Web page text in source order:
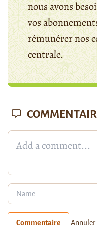
nous avons
vos
rémunérer nos
centrale.
Commentaire Annuler